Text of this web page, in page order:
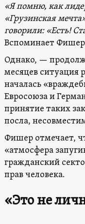
«Я помню, как
«Грузинская
говорили: «Есть!
Вспоминает
Однако, —
месяцев ситуация
началась
Евросоюза и
принятие таких
посла,
Фишер отмечает,
«атмосфера
гражданский
прав человека.
«Это не